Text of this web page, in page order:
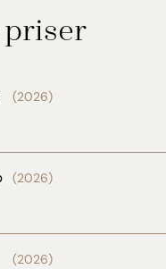
navn, og slottet
priser
(2026)
(2026)
(2026)